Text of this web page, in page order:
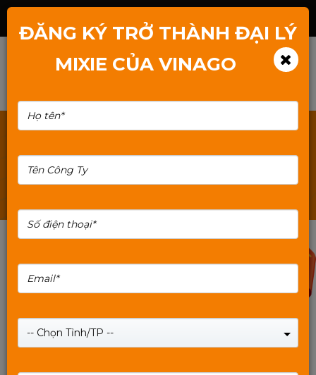
10%
ĐĂNG KÝ TRỞ THÀNH ĐẠI LÝ
MIXIE CỦA VINAGO
-- Chọn Tỉnh/TP --